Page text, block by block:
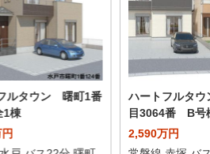
ルタウン 曙町1番
棟
ハートフルタ
目3064番 B号
2,590万円